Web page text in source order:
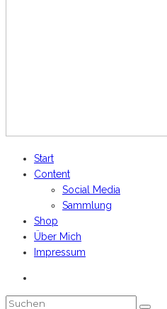
Start
Content
Social Media
Sammlung
Shop
Über Mich
Impressum